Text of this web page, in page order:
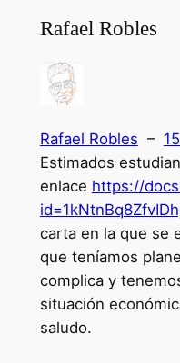
Rafael Robles
Rafael Robles –
Estimados
enlace https://
carta en la que se
que teníamos
complica y
situación
saludo.